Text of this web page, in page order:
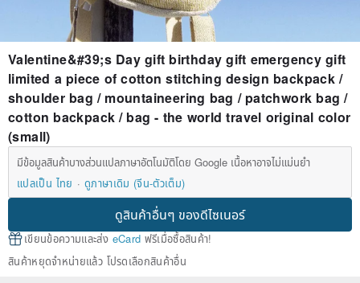
Valentine&#39;s Day gift birthday gift emergency gift
limited a piece of cotton stitching design backpack /
shoulder bag / mountaineering bag / patchwork bag /
cotton backpack / bag - the world travel original color
(small)
มีข้อมูลสินค้าบางส่วนแปลภาษาอัตโนมัติโดย Google เนื้อหาอาจไม่แม่นยำ
แปลเป็น ไทย
ดูภาษาเดิม (จีน-ตัวเต็ม)
ดูสินค้าอื่นๆ ของดีไซเนอร์
เขียนข้อความและส่ง eCard ฟรีเมื่อซื้อสินค้า!
สินค้าหยุดจำหน่ายแล้ว โปรดเลือกสินค้าอื่น